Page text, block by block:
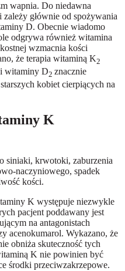
wapnia. Do niedawna
głównie od spożywania
D. Obecnie wiadomo
odgrywa również witamina
wzmacnia kości
że terapia witaminą K2
witaminy D2 znacznie
kobiet cierpiących na
K
siniaki, krwotoki, zaburzenia
naczyniowego, spadek
kości.
K występuje niezwykle
pacjent poddawany jest
na antagonistach
acenokumarol. Wykazano, że
obniża skuteczność tych
K nie powinien być
środki przeciwzakrzepowe.